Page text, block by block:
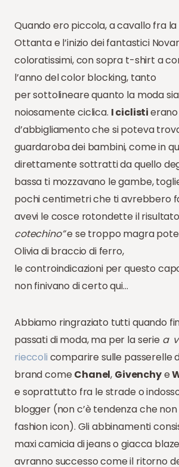
Quando ero piccola, a cavallo fra
Ottanta e l’inizio dei fantastici
coloratissimi, con sopra t-shirt a
l’anno del color blocking, tanto
per sottolineare quanto la moda
noiosamente ciclica. I ciclisti
d’abbigliamento che si poteva
guardaroba dei bambini, come in
direttamente sottratti da quello
bassa ti mozzavano le gambe,
pochi centimetri che ti avrebbero
avevi le cosce rotondette il
cotechino”e se troppo magra
Olivia di braccio di ferro,
le controindicazioni per questo
non finivano di certo qui…
Abbiamo ringraziato tutti quando
passati di moda, ma per la serie a
rieccoli comparire sulle passerelle
brand come Chanel, Givenchye
e soprattutto fra le strade o
blogger (non c’è tendenza che
fashion icon). Gli abbinamenti
maxi camicia di jeans o giacca
avranno successo come il ritorno